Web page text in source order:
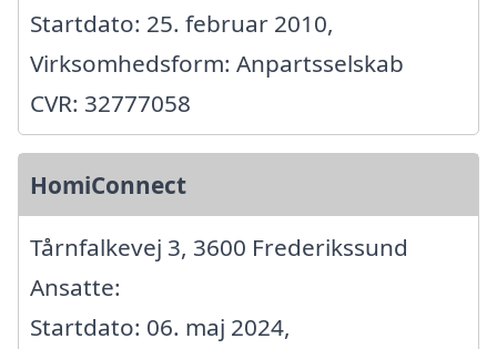
Startdato: 25. februar 2010,
Virksomhedsform: Anpartsselskab
CVR: 32777058
HomiConnect
Tårnfalkevej 3, 3600 Frederikssund
Ansatte:
Startdato: 06. maj 2024,